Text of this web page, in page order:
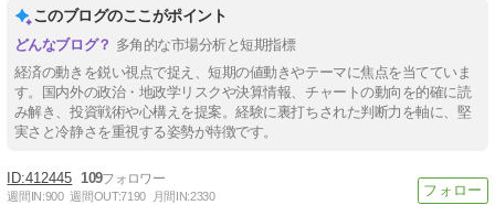
このブログのここがポイント
多角的な市場分析と短期指標
経済の動きを鋭い視点で捉え、短期の値動きやテーマに焦点を当てていま
す。国内外の政治・地政学リスクや決算情報、チャートの動向を的確に読
み解き、投資戦術や心構えを提案。経験に裏打ちされた判断力を軸に、堅
実さと冷静さを重視する姿勢が特徴です。
412445 109
週間IN:900 週間OUT:7190 月間IN:2330